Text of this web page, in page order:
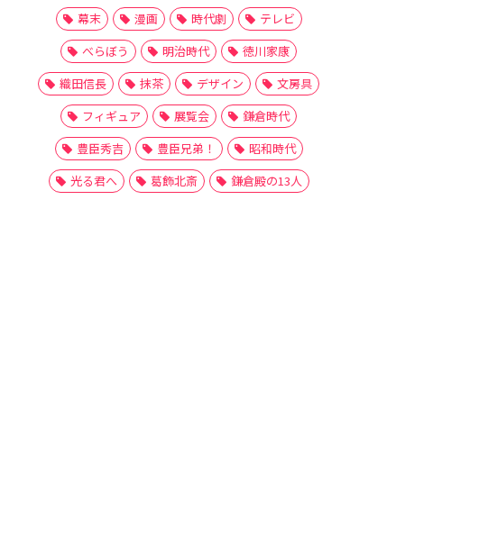
幕末
漫画 時代劇
テレビ
べらぼう
明治時代
徳川家康
織田信長
抹茶 デザイン
文房具
フィギュア
展覧会
鎌倉時代
豊臣秀吉
豊臣兄弟！
昭和時代
光る君へ
葛飾北斎 鎌倉殿の13人